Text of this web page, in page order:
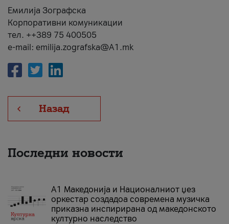
Емилија Зографска
Корпоративни комуникации
тел. ++389 75 400505
e-mail: emilija.zografska@A1.mk
Назад
Последни новости
А1 Македонија и Националниот џез
оркестар создадоа современа музичка
приказна инспирирана од македонското
културно наследство